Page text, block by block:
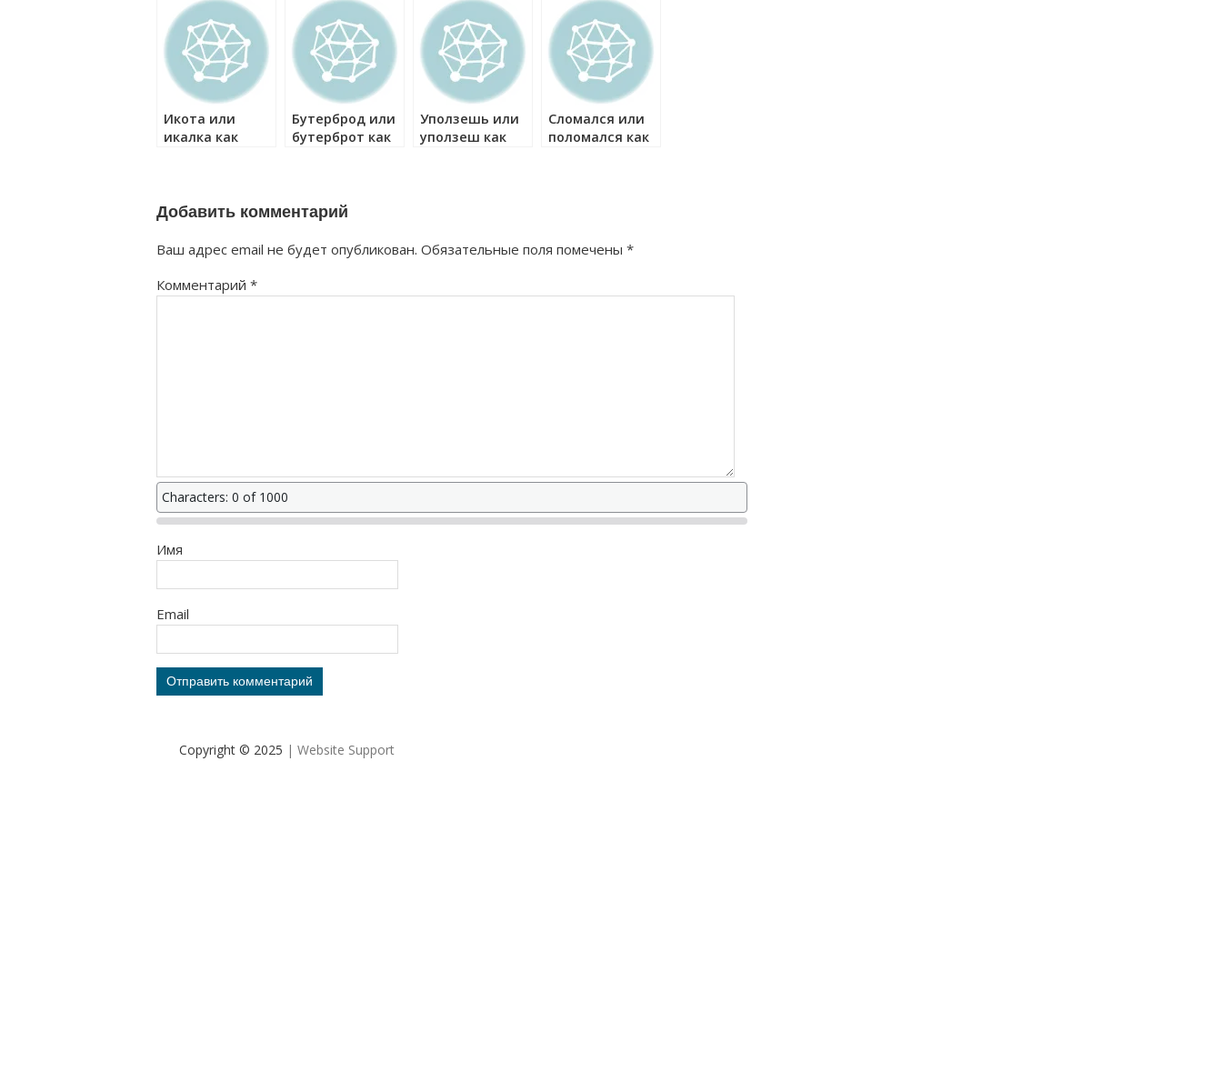
Икота или
икалка как
Бутерброд или
бутерброт как
Уползешь или
уползеш как
Сломался или
поломался как
Добавить комментарий
Ваш адрес email не будет опубликован. Обязательные поля помечены *
Комментарий *
Characters: 0 of 1000
Имя
Email
Copyright © 2025 | Website Support